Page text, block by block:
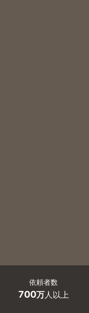
依頼者数
700万人以上